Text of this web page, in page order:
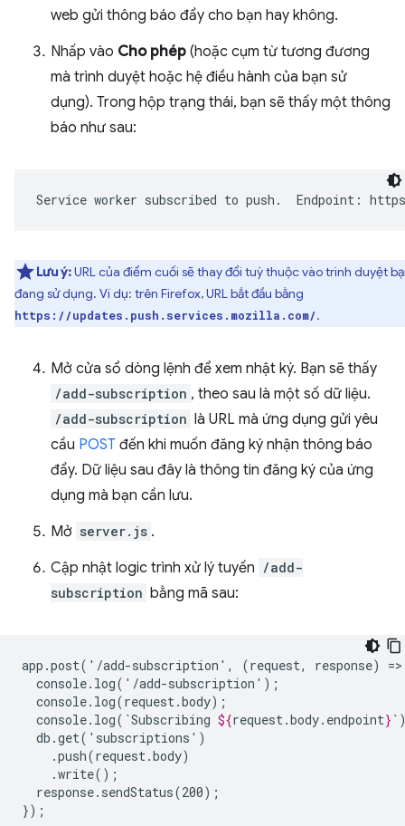
web gửi thông báo đẩy cho bạn hay không.
Nhấp vào Cho phép (hoặc cụm từ tương đương
mà trình duyệt hoặc hệ điều hành của bạn sử
dụng). Trong hộp trạng thái, bạn sẽ thấy một thông
báo như sau:
Lưu ý:URL của điểm cuối sẽ thay đổi tuỳ thuộc vào trình duyệt
đang sử dụng. Ví dụ: trên Firefox, URL bắt đầu bằng
https://updates.push.services.mozilla.com/.
Mở cửa sổ dòng lệnh để xem nhật ký. Bạn sẽ thấy
/add-subscription , theo sau là một số dữ liệu.
/add-subscription là URL mà ứng dụng gửi yêu
cầu POST đến khi muốn đăng ký nhận thông báo
đẩy. Dữ liệu sau đây là thông tin đăng ký của ứng
dụng mà bạn cần lưu.
Mở server.js .
Cập nhật logic trình xử lý tuyến /add-
subscription bằng mã sau:
app.post('/add-subscription', (request, response)
=>
console.log(`Subscribing ${request.body. endpoint}
response.sendStatus(200);